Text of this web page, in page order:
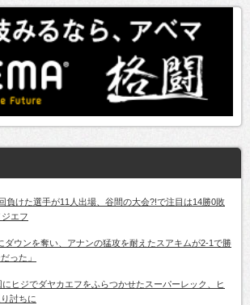
負けた選手が11人出場、谷間の大会?!で注目は14勝0敗
エフ
ダウンを奪い、アナンの猛攻を耐えたスアキムが2-1で勝
った」
にヒジでダヤカエフをふらつかせたスーパーレック、ヒ
討ちに